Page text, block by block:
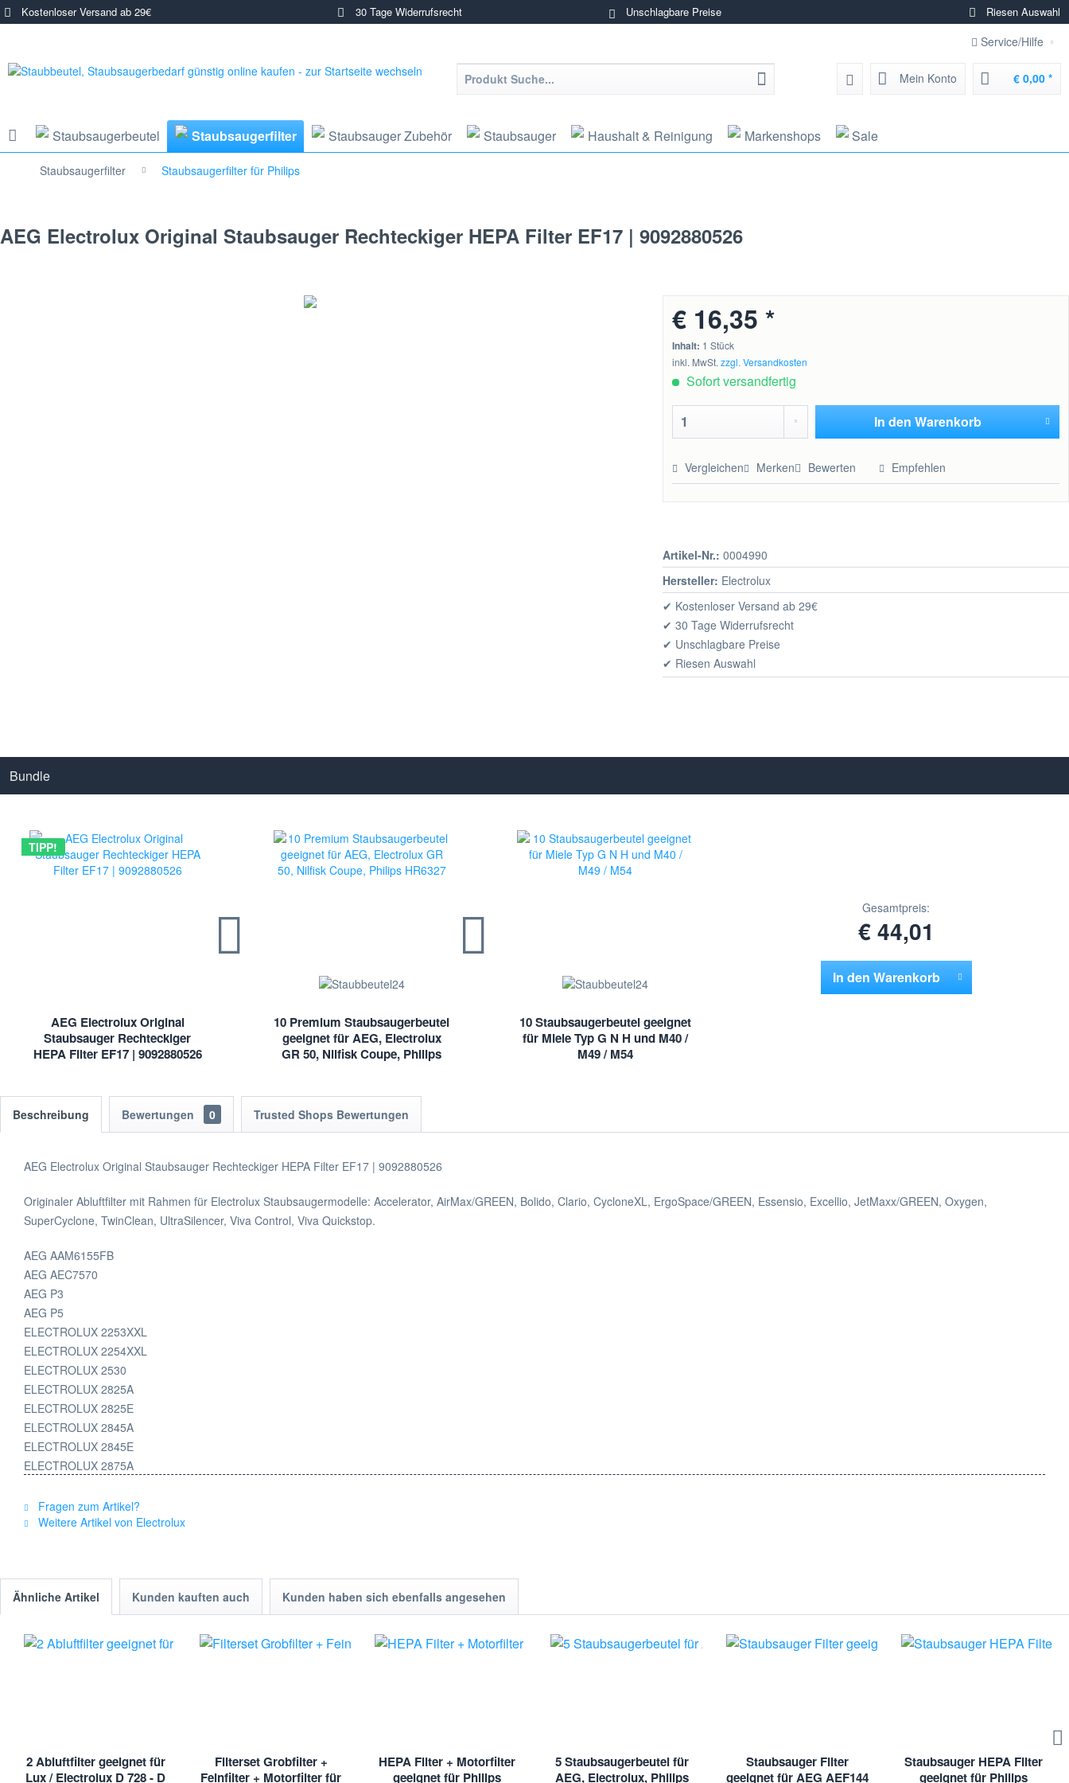
Kostenloser Versand ab 29€ 30 Tage Widerrufsrecht Unschlagbare Preise Riesen Auswahl
Service/Hilfe
Mein Konto € 0,00 *
Staubsaugerbeutel Staubsaugerfilter Staubsauger Zubehör Staubsauger Haushalt & Reinigung Markenshops Sale
Staubsaugerfilter Staubsaugerfilter für Philips
AEG Electrolux Original Staubsauger Rechteckiger HEPA Filter EF17 | 9092880526
€ 16,35 *
Inhalt: 1 Stück
inkl. MwSt.zzgl. Versandkosten
Sofort versandfertig
In den Warenkorb
Vergleichen Merken Bewerten Empfehlen
Artikel-Nr.: 0004990
Hersteller: Electrolux
✔ Kostenloser Versand ab 29€
✔ 30 Tage Widerrufsrecht
✔ Unschlagbare Preise
✔ Riesen Auswahl
Bundle
TIPP!
AEG Electrolux Original
Staubsauger Rechteckiger
HEPA Filter EF17 | 9092880526
10 Premium Staubsaugerbeutel
geeignet für AEG, Electrolux
GR 50, Nilfisk Coupe, Philips
10 Staubsaugerbeutel geeignet
für Miele Typ G N H und M40 /
M49 / M54
Gesamtpreis:
€ 44,01
In den Warenkorb
Beschreibung Bewertungen 0 Trusted Shops Bewertungen
AEG Electrolux Original Staubsauger Rechteckiger HEPA Filter EF17 | 9092880526
Originaler Abluftfilter mit Rahmen für Electrolux Staubsaugermodelle: Accelerator, AirMax/GREEN, Bolido, Clario, CycloneXL, ErgoSpace/GREEN, Essensio, Excellio, JetMaxx/GREEN, Oxygen,
SuperCyclone, TwinClean, UltraSilencer, Viva Control, Viva Quickstop.
AEG AAM6155FB
AEG AEC7570
AEG P3
AEG P5
ELECTROLUX 2253XXL
ELECTROLUX 2254XXL
ELECTROLUX 2530
ELECTROLUX 2825A
ELECTROLUX 2825E
ELECTROLUX 2845A
ELECTROLUX 2845E
ELECTROLUX 2875A
ELECTROLUX 2890A
ELECTROLUX 2891
ELECTROLUX BOLIDO4512
ELECTROLUX BUSH
ELECTROLUX EF17
ELECTROLUX EF17Z501020
ELECTROLUX OXYGENE
ELECTROLUX XXL200
Fragen zum Artikel?
Weitere Artikel von Electrolux
Ähnliche Artikel Kunden kauften auch Kunden haben sich ebenfalls angesehen
2 Abluftfilter geeignet für
Lux / Electrolux D 728 - D
Filterset Grobfilter +
Feinfilter + Motorfilter für
HEPA Filter + Motorfilter
geeignet für Philips
5 Staubsaugerbeutel für
AEG, Electrolux, Philips
Staubsauger Filter
geeignet für AEG AEF144
Staubsauger HEPA Filter
geeignet für Philips